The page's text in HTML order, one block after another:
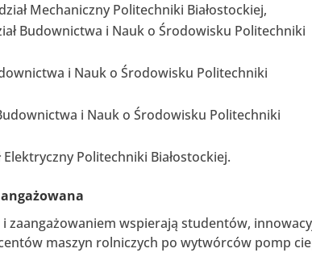
Mechaniczny Politechniki Białostockiej,
Budownictwa i Nauk o Środowisku Politechniki
i Nauk o Środowisku Politechniki
i Nauk o Środowisku Politechniki
Elektryczny Politechniki Białostockiej.
zaangażowaniem wspierają studentów,
maszyn rolniczych po wytwórców pomp